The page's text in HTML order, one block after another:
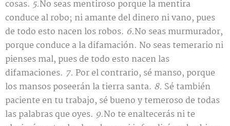
cosas. 5.No seas mentiroso porque la mentira
conduce al robo; ni amante del dinero ni vano, pues
de todo esto nacen los robos. 6.No seas murmurador,
porque conduce a la difamación. No seas temerario ni
pienses mal, pues de todo esto nacen las
difamaciones. 7. Por el contrario, sé manso, porque
los mansos poseerán la tierra santa. 8. Sé también
paciente en tu trabajo, sé bueno y temeroso de todas
las palabras que oyes. 9.No te enaltecerás ni te